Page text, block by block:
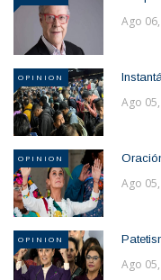
Ago
OPINION
Ago
OPINION
Ago
OPINION
Ago